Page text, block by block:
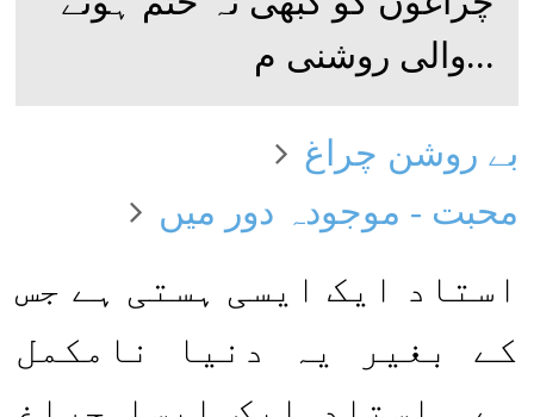
والی روشنی م...
بے روشن چراغ
محبت - موجودہ دور میں
استاد ایک ایسی ہستی ہے جس
کے بغیر یہ دنیا نامکمل